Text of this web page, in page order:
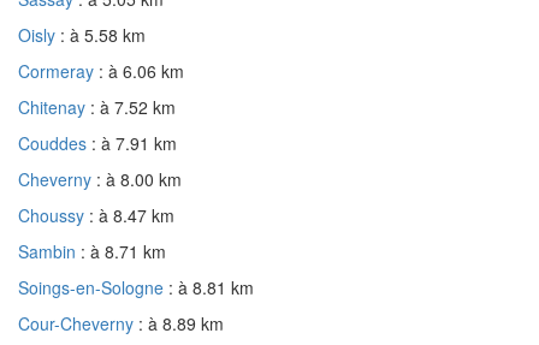
Oisly : à 5.58 km
Cormeray : à 6.06 km
Chitenay : à 7.52 km
Couddes : à 7.91 km
Cheverny : à 8.00 km
Choussy : à 8.47 km
Sambin : à 8.71 km
Soings-en-Sologne : à 8.81 km
Cour-Cheverny : à 8.89 km